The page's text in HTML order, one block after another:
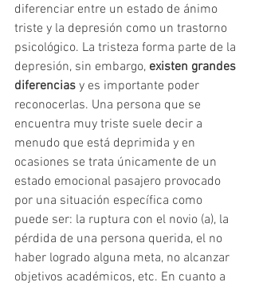
diferenciar entre un estado de ánimo
triste y la depresión como un trastorno
psicológico. La tristeza forma parte de la
depresión, sin embargo, existen grandes
diferencias y es importante poder
reconocerlas. Una persona que se
encuentra muy triste suele decir a
menudo que está deprimida y en
ocasiones se trata únicamente de un
estado emocional pasajero provocado
por una situación específica como
puede ser: la ruptura con el novio (a), la
pérdida de una persona querida, el no
haber logrado alguna meta, no alcanzar
objetivos académicos, etc. En cuanto a